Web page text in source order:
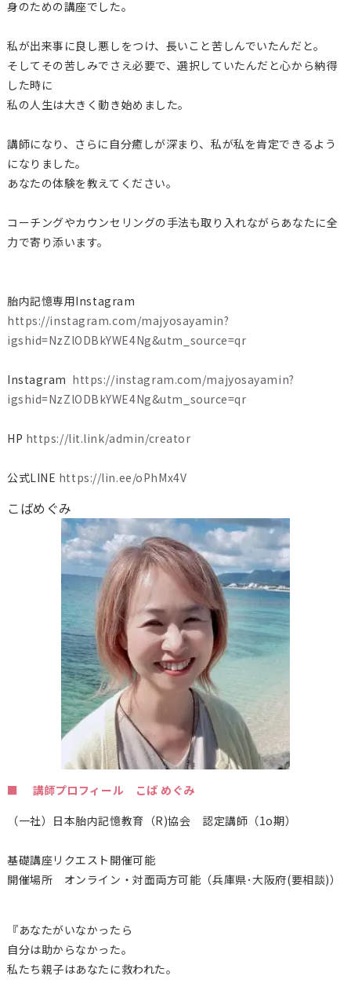
身のための講座でした。
私が出来事に良し悪しをつけ、長いこと苦しんでいたんだと。
そしてその苦しみでさえ必要で、選択していたんだと心から納得
した時に
私の人生は大きく動き始めました。
講師になり、さらに自分癒しが深まり、私が私を肯定できるよう
になりました。
あなたの体験を教えてください。
コーチングやカウンセリングの手法も取り入れながらあなたに全
力で寄り添います。
胎内記憶専用Instagram
https://instagram.com/majyosayamin?
igshid=NzZlODBkYWE4Ng&utm_source=qr
Instagram https://instagram.com/majyosayamin?
igshid=NzZlODBkYWE4Ng&utm_source=qr
HP https://lit.link/admin/creator
公式LINE https://lin.ee/oPhMx4V
こばめぐみ
■ 講師プロフィール こば めぐみ
（一社）日本胎内記憶教育（R)協会 認定講師（1o期）
基礎講座リクエスト開催可能
開催場所 オンライン・対面両方可能（兵庫県･大阪府(要相談)）
『あなたがいなかったら
自分は助からなかった。
私たち親子はあなたに救われた。